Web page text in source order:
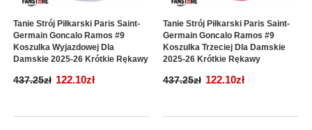
Tanie Strój Piłkarski Paris Saint-
Germain Goncalo Ramos #9
Koszulka Wyjazdowej Dla
Damskie 2025-26 Krótkie Rękawy
437.25zł 122.10zł
Tanie Strój Piłkarski Paris Saint-
Germain Goncalo Ramos #9
Koszulka Trzeciej Dla Damskie
2025-26 Krótkie Rękawy
437.25zł 122.10zł